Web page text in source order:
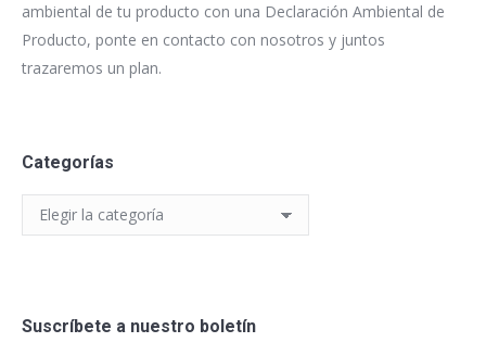
ambiental de tu producto con una Declaración Ambiental de
Producto, ponte en contacto con nosotros y juntos
trazaremos un plan.
Categorías
Categorías
Suscríbete a nuestro boletín